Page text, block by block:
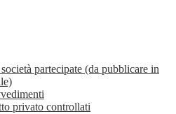
partecipate (da pubblicare in
privato controllati